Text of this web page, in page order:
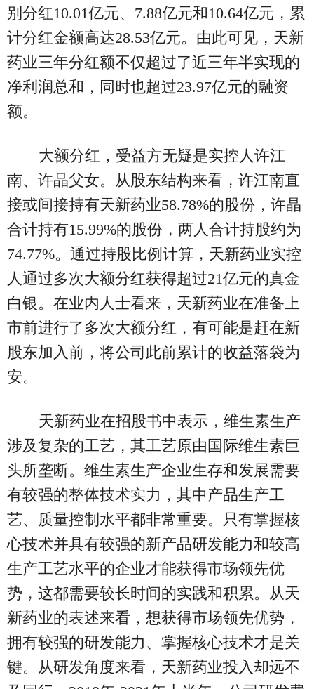
别分红10.01亿元、7.88亿元和10.64亿元，累
计分红金额高达28.53亿元。由此可见，天新
药业三年分红额不仅超过了近三年半实现的
净利润总和，同时也超过23.97亿元的融资
额。
大额分红，受益方无疑是实控人许江
南、许晶父女。从股东结构来看，许江南直
接或间接持有天新药业58.78%的股份，许晶
合计持有15.99%的股份，两人合计持股约为
74.77%。通过持股比例计算，天新药业实控
人通过多次大额分红获得超过21亿元的真金
白银。在业内人士看来，天新药业在准备上
市前进行了多次大额分红，有可能是赶在新
股东加入前，将公司此前累计的收益落袋为
安。
天新药业在招股书中表示，维生素生产
涉及复杂的工艺，其工艺原由国际维生素巨
头所垄断。维生素生产企业生存和发展需要
有较强的整体技术实力，其中产品生产工
艺、质量控制水平都非常重要。只有掌握核
心技术并具有较强的新产品研发能力和较高
生产工艺水平的企业才能获得市场领先优
势，这都需要较长时间的实践和积累。从天
新药业的表述来看，想获得市场领先优势，
拥有较强的研发能力、掌握核心技术才是关
键。从研发角度来看，天新药业投入却远不